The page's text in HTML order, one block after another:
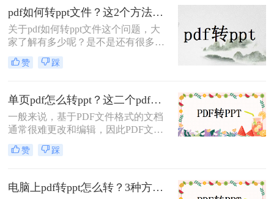
件转ppt文件的方法，其实方法很简
单，操作也很快捷，下面就来看看是
pdf如何快速转ppt的吧。
pdf如何转ppt文件？这2个方法请收好！方便又好用
关于pdf如何转ppt文件这个问题，大
家了解有多少呢？是不是还有很多人
不会转换的呢？不会转换没关系，看
到这篇文章记得收藏起来，因为接下
文件的解决方法，让你可以快速解决
问题。
赞 踩
单页pdf怎么转ppt？这二个pdf转ppt方法你值得拥有，免费快捷又方便！
一般来说，基于PDF文件格式的文档
通常很难更改和编辑，因此PDF文件
通常被称为标准电子格式。作为上班
族，他们经常需要处理类似的PDF文
他们习惯于将文件内容转换为word或
PPT等文档，以便快速获得内容和编
赞 踩
电脑上pdf转ppt怎么转？3种方法1分钟处理